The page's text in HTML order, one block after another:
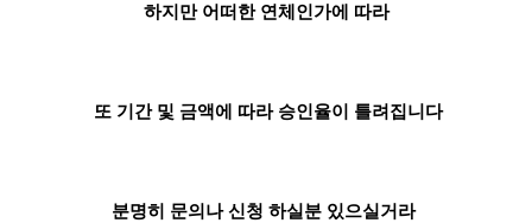
하지만 어떠한 연체인가에 따라
또 기간 및 금액에 따라 승인율이 틀려집니다
분명히 문의나 신청 하실분 있으실거라